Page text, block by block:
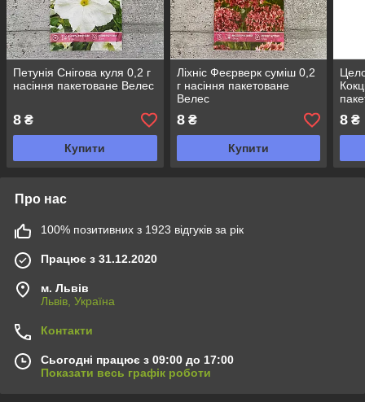
Петунія Снігова куля 0,2 г
насіння пакетоване Велес
8 ₴
Купити
Ліхніс Феєрверк суміш 0,2
г насіння пакетоване
Велес
8₴
Купити
8 ₴
Про нас
100% позитивних з 1923 відгуків за рік
Працює з 31.12.2020
м. Львів
Львів, Україна
Контакти
Сьогодні працює з 09:00 до 17:00
Показати весь графік роботи